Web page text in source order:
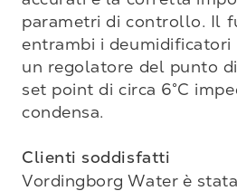
parametri di controllo. Il
entrambi i
un regolatore del punto
set point di circa 6°C
condensa.
Clienti soddisfatti
Vordingborg Water è